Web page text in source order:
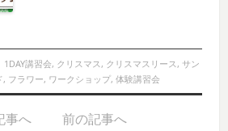
1DAY講習会, クリスマス, クリスマスリース, サン
, フラワー, ワークショップ,体験講習会
事へ 前の記事へ